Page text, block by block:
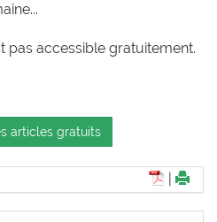
pas accessible gratuitement.
articles gratuits